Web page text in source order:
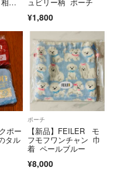
ュビリー柄 ポーチ
¥1,800
ポー
タル
ポーチ
【新品】FEILER モ
フモフワンチャン 巾
着 ペールブルー
¥8,000